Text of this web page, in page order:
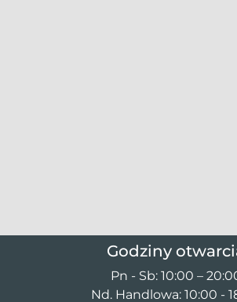
Godziny
Pn - Sb: 10:00 –
Nd. Handlowa: 10:00 -